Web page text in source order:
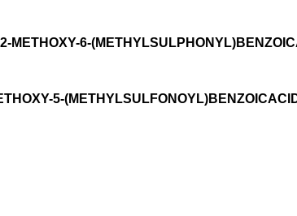
6-
5-